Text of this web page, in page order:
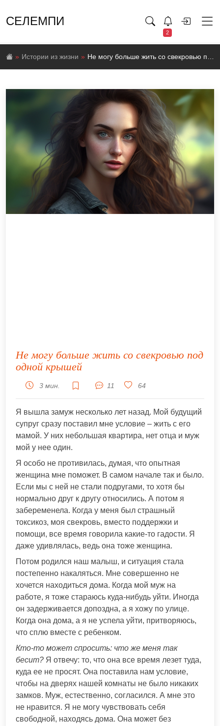
СЕЛЕМПИ
2
Истории из жизни Не могу больше жить со свекровью под одной крышей
Не могу больше жить со свекровью под
одной крышей
3 мин. 11 64
Я вышла замуж несколько лет назад. Мой будущий
супруг сразу поставил мне условие – жить с его
мамой. У них небольшая квартира, нет отца и муж
мой у нее один.
Я особо не противилась, думая, что опытная
женщина мне поможет. В самом начале так и было.
Если мы с ней не стали подругами, то хотя бы
нормально друг к другу относились. А потом я
забеременела. Когда у меня был страшный
токсикоз, моя свекровь, вместо поддержки и
помощи, все время говорила какие-то гадости. Я
даже удивлялась, ведь она тоже женщина.
Потом родился наш малыш, и ситуация стала
постепенно накаляться. Мне совершенно не
хочется находиться дома. Когда мой муж на
работе, я тоже стараюсь куда-нибудь уйти. Иногда
он задерживается допоздна, а я хожу по улице.
Когда она дома, а я не успела уйти, притворяюсь,
что сплю вместе с ребенком.
Кто-то может спросить: что же меня так
бесит? Я отвечу: то, что она все время лезет туда,
куда ее не просят. Она поставила нам условие,
чтобы на дверях нашей комнаты не было никаких
замков. Муж, естественно, согласился. А мне это
не нравится. Я не могу чувствовать себя
свободной, находясь дома. Она может без